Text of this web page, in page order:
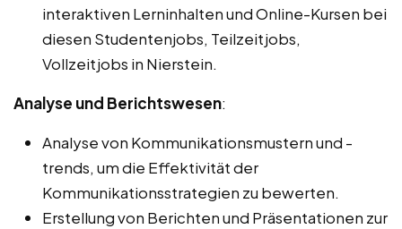
interaktiven Lerninhalten und Online-Kursen bei
diesen Studentenjobs, Teilzeitjobs,
Vollzeitjobs in Nierstein.
Analyse und Berichtswesen:
Analyse von Kommunikationsmustern und -
trends, um die Effektivität der
Kommunikationsstrategien zu bewerten.
Erstellung von Berichten und Präsentationen zur